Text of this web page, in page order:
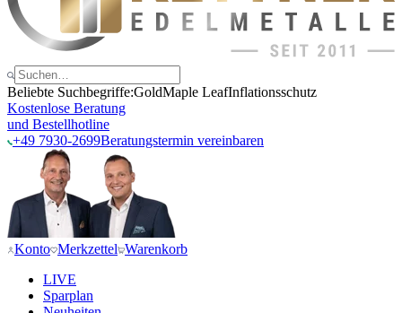
Beliebte Suchbegriffe:GoldMaple LeafInflationsschutz
Kostenlose Beratung
und Bestellhotline
+49 7930-2699Beratungstermin vereinbaren
Konto Merkzettel Warenkorb
LIVE
Sparplan